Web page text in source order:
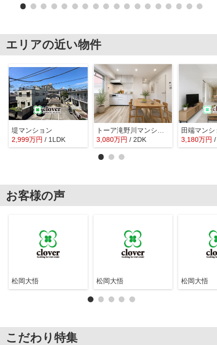
エリアの近い物件
堤マンション
2,999万円 / 1LDK
3,080万円 / 2DK
田端マンシ
3,180万円
お客様の声
松岡大悟 松岡大悟 松岡大悟
こだわり特集